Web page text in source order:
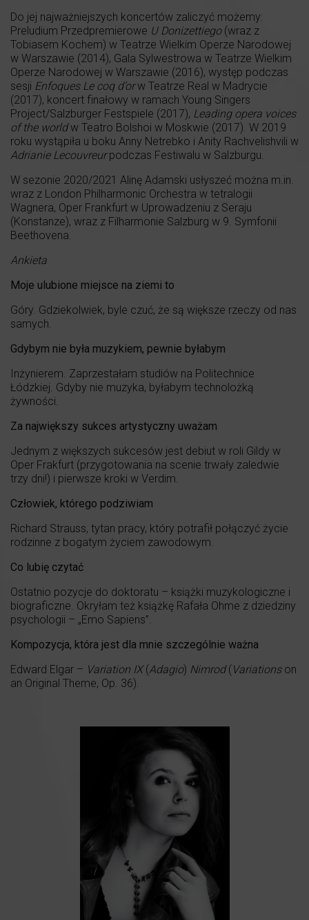
Do jej najważniejszych koncertów zaliczyć możemy:
Preludium Przedpremierowe U Donizettiego(wraz z
Tobiasem Kochem) w Teatrze Wielkim Operze Narodowej
w Warszawie (2014), Gala Sylwestrowa w Teatrze Wielkim
Operze Narodowej w Warszawie (2016), występ podczas
sesji Enfoques Le coq d’orw Teatrze Real w Madrycie
(2017), koncert finałowy w ramach Young Singers
Project/Salzburger Festspiele (2017), Leading opera voices
of the worldw Teatro Bolshoi w Moskwie (2017). W 2019
roku wystąpiła u boku Anny Netrebko i Anity Rachvelishvili w
Adrianie Lecouvreurpodczas Festiwalu w Salzburgu.
W sezonie 2020/2021 Alinę Adamski usłyszeć można m.in.
wraz z London Philharmonic Orchestra w tetralogii
Wagnera, Oper Frankfurt w Uprowadzeniu z Seraju
(Konstanze), wraz z Filharmonie Salzburg w 9. Symfonii
Beethovena.
Ankieta
Moje ulubione miejsce na ziemi to
Góry. Gdziekolwiek, byle czuć, że są większe rzeczy od nas
samych.
Gdybym nie była muzykiem, pewnie byłabym
Inżynierem. Zaprzestałam studiów na Politechnice
Łódzkiej. Gdyby nie muzyka, byłabym technolożką
żywności.
Za największy sukces artystyczny uważam
Jednym z większych sukcesów jest debiut w roli Gildy w
Oper Frakfurt (przygotowania na scenie trwały zaledwie
trzy dni!) i pierwsze kroki w Verdim.
Człowiek, którego podziwiam
Richard Strauss, tytan pracy, który potrafił połączyć życie
rodzinne z bogatym życiem zawodowym.
Co lubię czytać
Ostatnio pozycje do doktoratu – książki muzykologiczne i
biograficzne. Okryłam też książkę Rafała Ohme z dziedziny
psychologii – „Emo Sapiens”.
Kompozycja, która jest dla mnie szczególnie ważna
Edward Elgar – Variation IX(Adagio) Nimrod( Variationson
an Original Theme, Op. 36).